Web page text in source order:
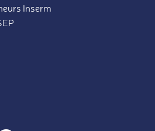
Inserm